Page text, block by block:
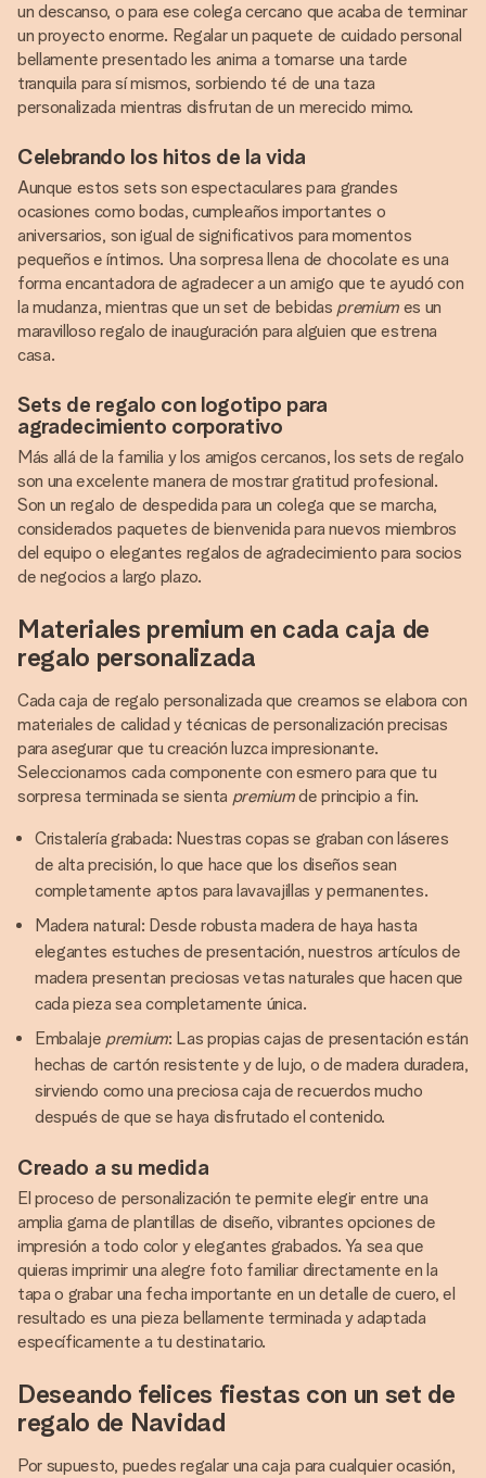
un descanso, o para ese colega cercano que acaba de terminar
un proyecto enorme. Regalar un paquete de cuidado personal
bellamente presentado les anima a tomarse una tarde
tranquila para sí mismos, sorbiendo té de una taza
personalizada mientras disfrutan de un merecido mimo.
Celebrando los hitos de la vida
Aunque estos sets son espectaculares para grandes
ocasiones como bodas, cumpleaños importantes o
aniversarios, son igual de significativos para momentos
pequeños e íntimos. Una sorpresa llena de chocolate es una
forma encantadora de agradecer a un amigo que te ayudó con
la mudanza, mientras que un set de bebidas premium es un
maravilloso regalo de inauguración para alguien que estrena
casa.
Sets de regalo con logotipo para
agradecimiento corporativo
Más allá de la familia y los amigos cercanos, los sets de regalo
son una excelente manera de mostrar gratitud profesional.
Son un regalo de despedida para un colega que se marcha,
considerados paquetes de bienvenida para nuevos miembros
del equipo o elegantes regalos de agradecimiento para socios
de negocios a largo plazo.
Materiales premium en cada caja de
regalo personalizada
Cada caja de regalo personalizada que creamos se elabora con
materiales de calidad y técnicas de personalización precisas
para asegurar que tu creación luzca impresionante.
Seleccionamos cada componente con esmero para que tu
sorpresa terminada se sienta premiumde principio a fin.
Cristalería grabada: Nuestras copas se graban con láseres
de alta precisión, lo que hace que los diseños sean
completamente aptos para lavavajillas y permanentes.
Madera natural: Desde robusta madera de haya hasta
elegantes estuches de presentación, nuestros artículos de
madera presentan preciosas vetas naturales que hacen que
cada pieza sea completamente única.
Embalaje premium: Las propias cajas de presentación están
hechas de cartón resistente y de lujo, o de madera duradera,
sirviendo como una preciosa caja de recuerdos mucho
después de que se haya disfrutado el contenido.
Creado a su medida
El proceso de personalización te permite elegir entre una
amplia gama de plantillas de diseño, vibrantes opciones de
impresión a todo color y elegantes grabados. Ya sea que
quieras imprimir una alegre foto familiar directamente en la
tapa o grabar una fecha importante en un detalle de cuero, el
resultado es una pieza bellamente terminada y adaptada
específicamente a tu destinatario.
Deseando felices fiestas con un set de
regalo de Navidad
Por supuesto, puedes regalar una caja para cualquier ocasión,